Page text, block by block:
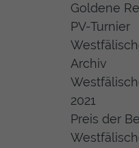
Goldene
PV-Turnier
Archiv
2021
Preis der